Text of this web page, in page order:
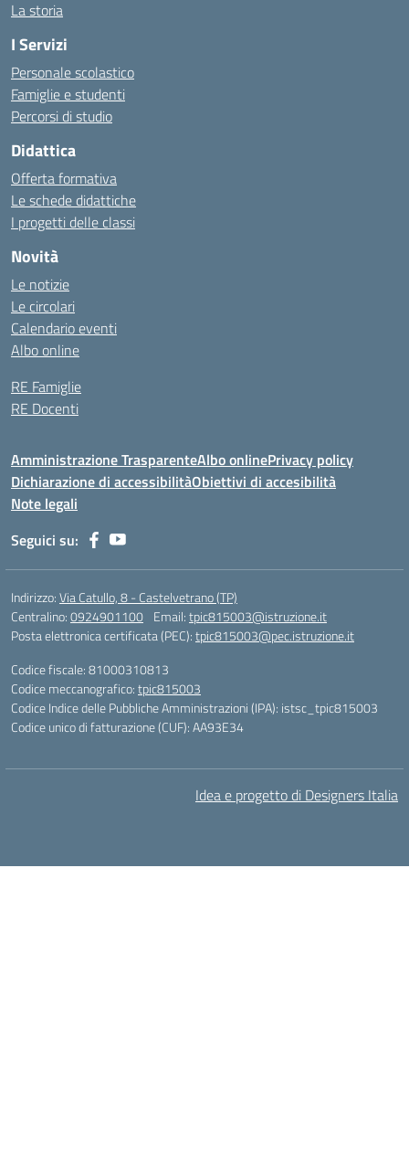
La storia
I Servizi
Personale scolastico
Famiglie e studenti
Percorsi di studio
Didattica
Offerta formativa
Le schede didattiche
I progetti delle classi
Novità
Le notizie
Le circolari
Calendario eventi
Albo online
RE Famiglie
RE Docenti
Amministrazione TrasparenteAlbo onlinePrivacy policy
Dichiarazione di accessibilitàObiettivi di accesibilità
Note legali
Seguici su:
Indirizzo:Via Catullo, 8 - Castelvetrano (TP)
Centralino:0924901100 Email:tpic815003@istruzione.it
Posta elettronica certificata (PEC):tpic815003@pec.istruzione.it
Codice fiscale: 81000310813
Codice meccanografico:tpic815003
Codice Indice delle Pubbliche Amministrazioni (IPA): istsc_tpic815003
Codice unico di fatturazione (CUF): AA93E34
Idea e progetto di Designers Italia